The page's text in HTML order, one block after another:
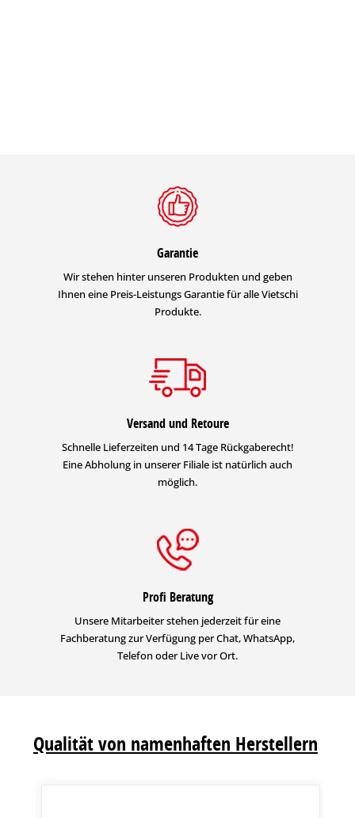
Garantie
Wir stehen hinter unseren Produkten und geben
Ihnen eine Preis-Leistungs Garantie für alle Vietschi
Produkte.
Versand und Retoure
Schnelle Lieferzeiten und 14 Tage Rückgaberecht!
Eine Abholung in unserer Filiale ist natürlich auch
möglich.
Profi Beratung
Unsere Mitarbeiter stehen jederzeit für eine
Fachberatung zur Verfügung per Chat, WhatsApp,
Telefon oder Live vor Ort.
Qualität von namenhaften Herstellern